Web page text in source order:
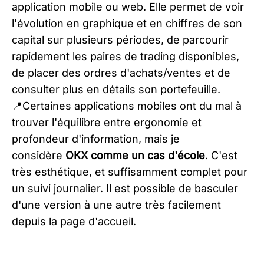
application mobile ou web. Elle permet de voir
l'évolution en graphique et en chiffres de son
capital sur plusieurs périodes, de parcourir
rapidement les paires de trading disponibles,
de placer des ordres d'achats/ventes et de
consulter plus en détails son portefeuille.
​📍Certaines applications mobiles ont du mal à
trouver l'équilibre entre ergonomie et
profondeur d'information, mais je
considère OKX comme un cas d'école. C'est
très esthétique, et suffisamment complet pour
un suivi journalier. Il est possible de basculer
d'une version à une autre très facilement
depuis la page d'accueil.